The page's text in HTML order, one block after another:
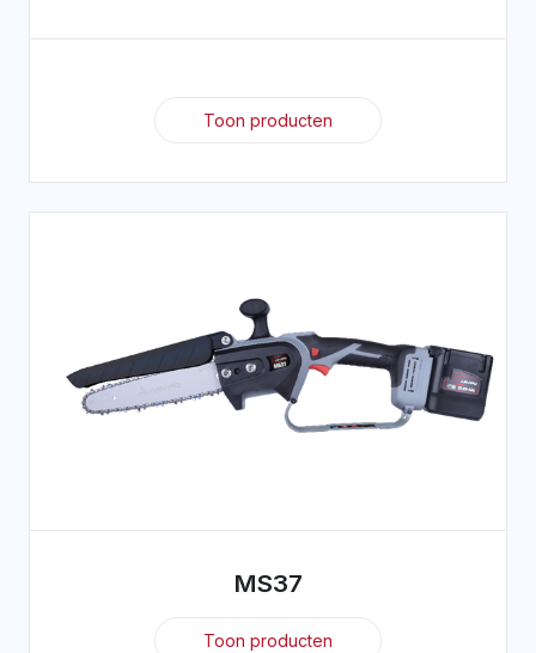
Toon producten
MS37
Toon producten